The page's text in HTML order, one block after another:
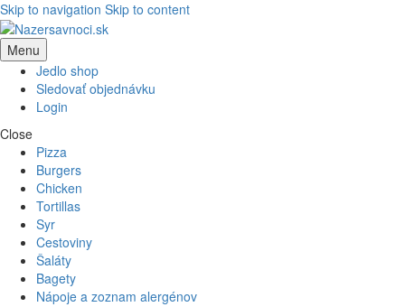
Skip to navigation Skip to content
Menu
Jedlo shop
Sledovať objednávku
Login
Close
Pizza
Burgers
Chicken
Tortillas
Syr
Cestoviny
Šaláty
Bagety
Nápoje a zoznam alergénov